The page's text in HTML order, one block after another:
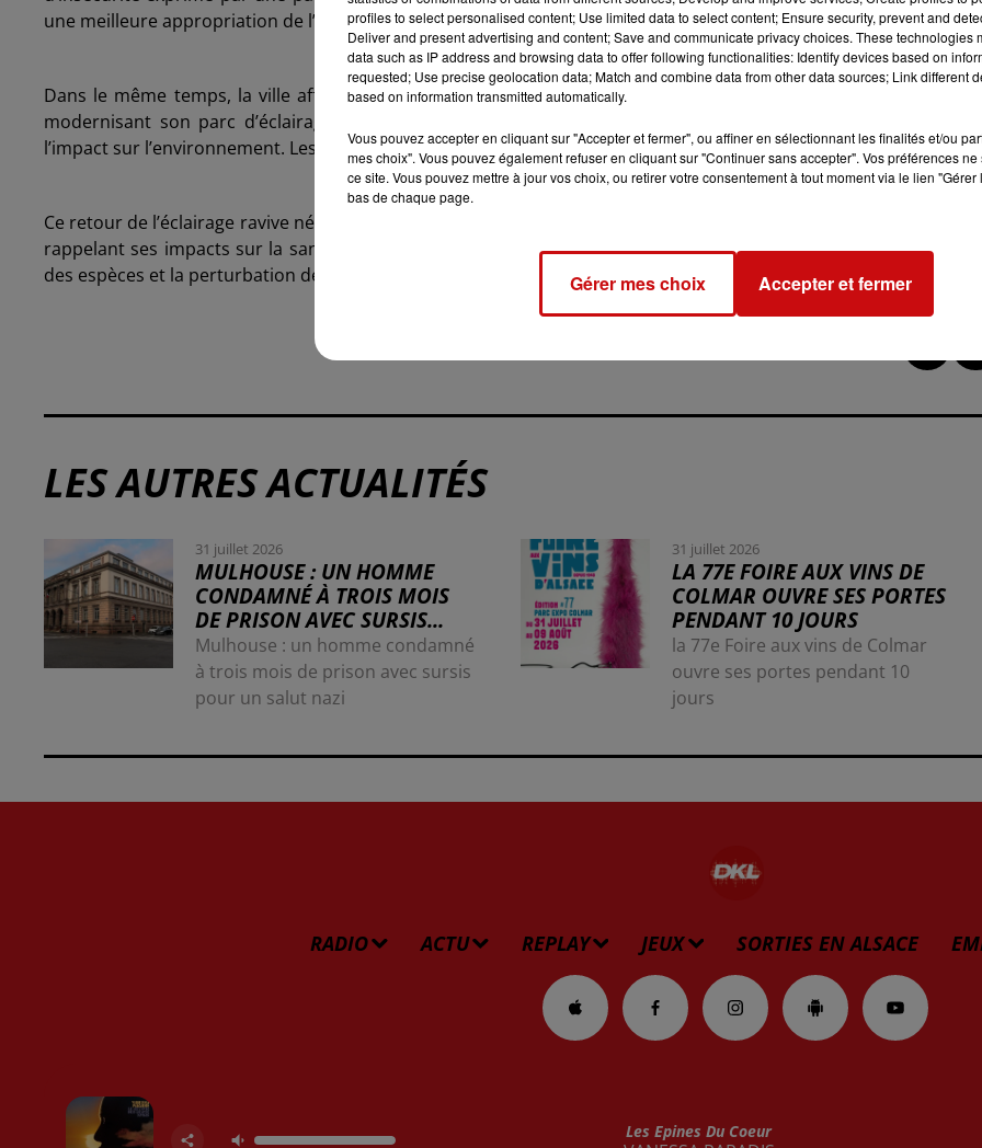
une meilleure appropriation de l’espace public la nuit et de réduire les zones perçues comme anxiogènes.
Dans le même temps, la ville affirme vouloir poursuivre sa transition énergétique différemment, notamment
modernisant son parc d’éclairage avec des ampoules LED et en adaptant l’intensité lumineuse afin de
l’impact sur l’environnement. Les parcs, eux, resteront toutefois éteints la nuit.
Ce retour de l’éclairage ravive néanmoins le débat sur les effets de la lumière artificielle, certains acteurs
rappelant ses impacts sur la santé humaine et sur la biodiversité, notamment le dérèglement des cycles
des espèces et la perturbation de certains écosystèmes nocturnes.
LES AUTRES ACTUALITÉS
31 juillet 2026
MULHOUSE : UN HOMME
CONDAMNÉ À TROIS MOIS
DE PRISON AVEC SURSIS...
Mulhouse : un homme condamné
à trois mois de prison avec sursis
pour un salut nazi
31 juillet 2026
LA 77E FOIRE AUX VINS DE
COLMAR OUVRE SES PORTES
PENDANT 10 JOURS
la 77e Foire aux vins de Colmar
ouvre ses portes pendant 10
jours
RADIO ACTU REPLAY JEUX SORTIES EN ALSACE
Les Epines Du Coeur
profiles to select personalised content; Use limited data to select content; Ensure security, prevent and
Deliver and present advertising and content; Save and communicate privacy choices. These technologies
data such as IP address and browsing data to offer following functionalities: Identify devices based on
requested; Use precise geolocation data; Match and combine data from other data sources; Link different
based on information transmitted automatically.
Vous pouvez accepter en cliquant sur "Accepter et fermer", ou affiner en sélectionnant les finalités et/ou
mes choix". Vous pouvez également refuser en cliquant sur "Continuer sans accepter". Vos préférences
ce site. Vous pouvez mettre à jour vos choix, ou retirer votre consentement à tout moment via le lien
bas de chaque page.
Gérer mes choix Accepter et fermer